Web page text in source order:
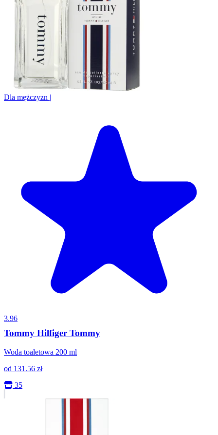
Dla mężczyzn |
3.96
Tommy Hilfiger Tommy
Woda toaletowa 200 ml
od 131.56 zł
35